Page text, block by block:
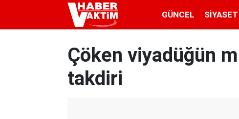
GÜNCEL SIYASET
Çöken viyadüğün
takdiri